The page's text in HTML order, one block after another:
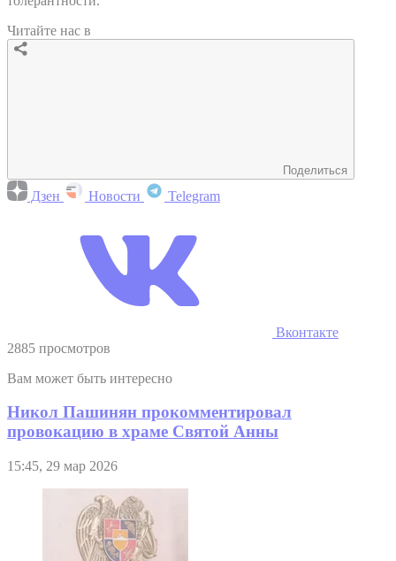
Читайте нас в
Поделиться
Дзен Новости Telegram
Вконтакте
2885 просмотров
Вам может быть интересно
Никол Пашинян прокомментировал
провокацию в храме Святой Анны
15:45, 29 мар 2026